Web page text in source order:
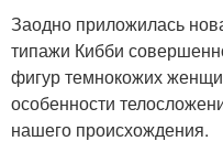
Заодно приложилась
типажи Кибби
фигур темнокожих
особенности
нашего происхождения.